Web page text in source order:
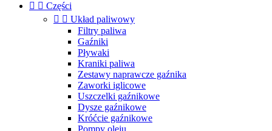
  Części
  Układ paliwowy
Filtry paliwa
Gaźniki
Pływaki
Kraniki paliwa
Zestawy naprawcze gaźnika
Zaworki iglicowe
Uszczelki gaźnikowe
Dysze gaźnikowe
Króćcie gaźnikowe
Pompy oleju